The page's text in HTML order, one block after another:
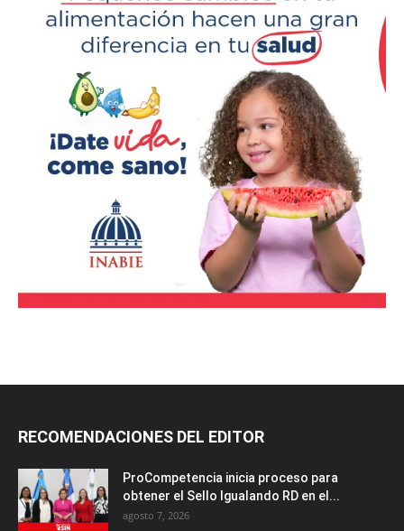
RECOMENDACIONES DEL EDITOR
ProCompetencia inicia proceso para
obtener el Sello Igualando RD en el...
agosto 7, 2026